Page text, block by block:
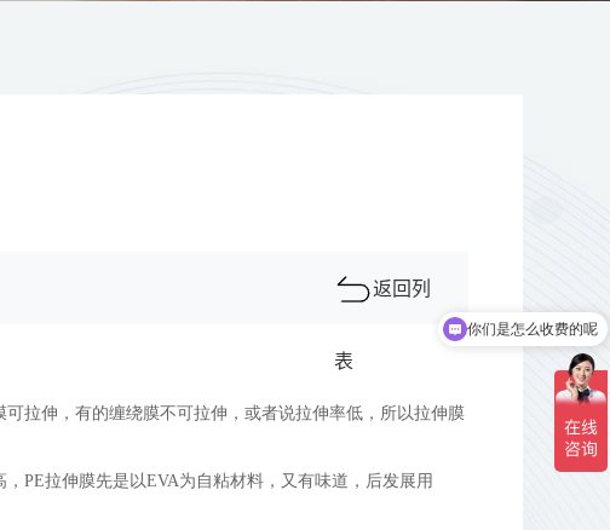
返回列
表
拉伸，有的缠绕膜不可拉伸，或者说拉伸率低，所以拉伸膜
PE拉伸膜先是以EVA为自粘材料，又有味道，后发展用
你们是怎么收费的呢